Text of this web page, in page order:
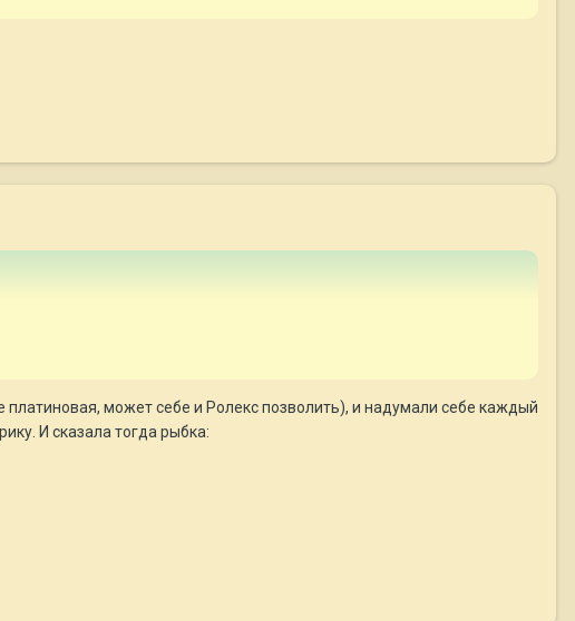
может себе и Ролекс позволить), и надумали себе каждый
И сказала тогда рыбка: